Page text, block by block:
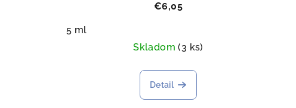
€6,05
5 ml
Skladom(3 ks)
Detail